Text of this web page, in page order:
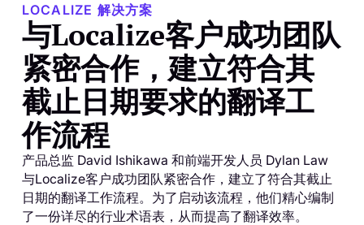
LOCALIZE 解决方案
与Localize客户成功团队
紧密合作，建立符合其
截止日期要求的翻译工
作流程
产品总监 David Ishikawa 和前端开发人员 Dylan Law
与Localize客户成功团队紧密合作，建立了符合其截止
日期的翻译工作流程。为了启动该流程，他们精心编制
了一份详尽的行业术语表，从而提高了翻译效率。